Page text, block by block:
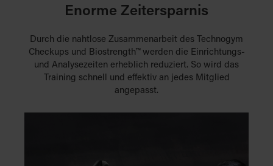
Enorme Zeitersparnis
Durch die nahtlose Zusammenarbeit des Technogym
Checkups und Biostrength™ werden die Einrichtungs-
und Analysezeiten erheblich reduziert. So wird das
Training schnell und effektiv an jedes Mitglied
angepasst.